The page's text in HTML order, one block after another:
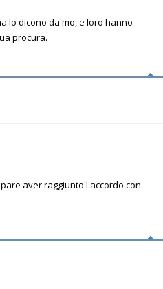
lo dicono da mo, e loro hanno
procura.
aver raggiunto l'accordo con